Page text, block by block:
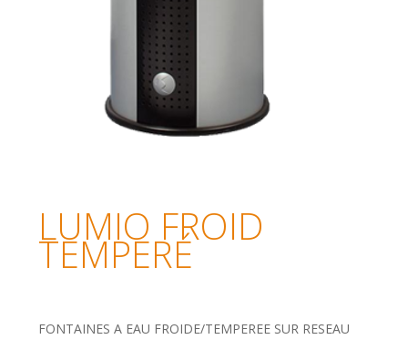
LUMIO FROID
TEMPERÉ
FONTAINES A EAU FROIDE/TEMPEREE SUR RESEAU